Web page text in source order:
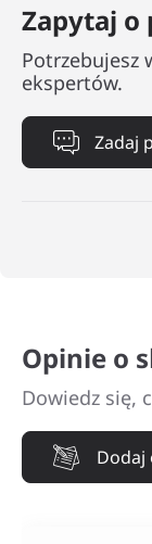
Zapytaj
Potrzebujesz
ekspertów.
Zadaj
Opinie o
Dowiedz się,
Dodaj